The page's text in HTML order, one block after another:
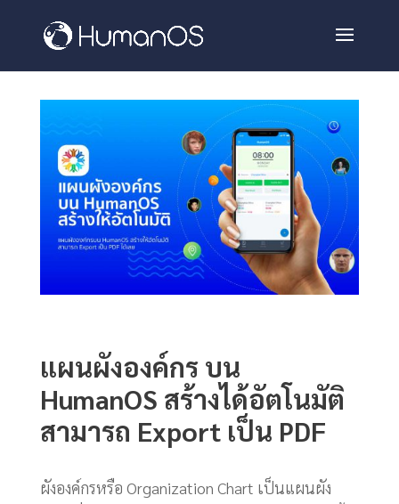
แผนผังองค์กร บน
HumanOS สร้างได้อัตโนมัติ
สามารถ Export เป็น PDF
ผังองค์กรหรือ Organization Chart เป็นแผนผัง